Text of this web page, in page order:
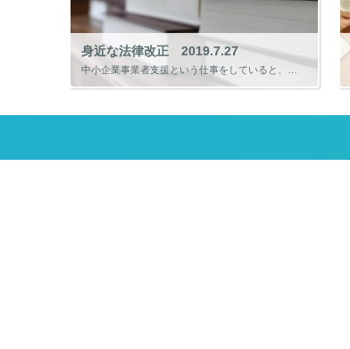
身近な法律改正 2019.7.27
中小企業事業者支援という仕事をしていると、法律改正についても情報収集が必要です。毎年、法律改正はありますが、今年は特に身近な法律改正やそれに伴う事業が多いと感じています。 約120年ぶりの「民法改正」 「小規模事業者支援 […]